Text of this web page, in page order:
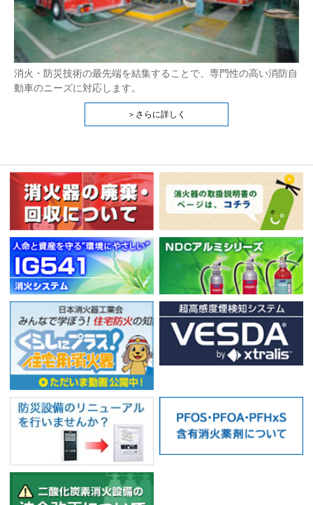
消火・防災技術の最先端を結集することで、専門性の高い消防自
動車のニーズに対応します。
＞さらに詳しく